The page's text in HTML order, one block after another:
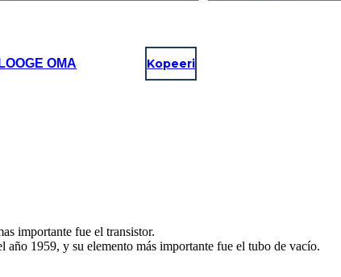
LOOGE OMA Kopeeri
importante fue el transistor.
año 1959, y su elemento más importante fue el tubo de vacío.